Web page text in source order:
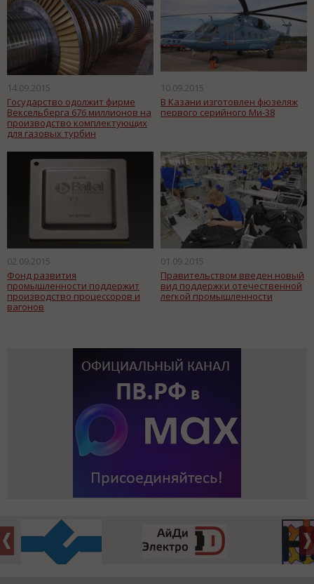
14.09.2015
Государство одолжит фирме
Вексельберга 676 миллионов на
производство комплектующих
для газовых турбин
10.09.2015
В Казани изготовлен фюзеляж
первого серийного Ми-38
02.09.2015
Фонд развития
промышленности поддержит
производство процессоров и
вагонов
01.09.2015
Правительством введен новый
вид поддержки отечественной
легкой промышленности